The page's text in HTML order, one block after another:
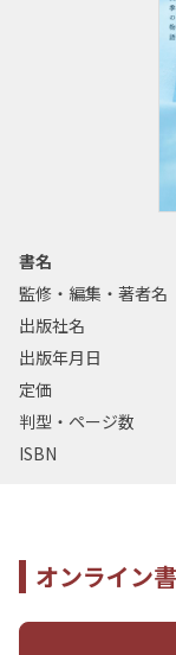
書名
監修・編集・著者名
出版社名
出版年月日
定価
判型・ページ数
ISBN
オンライン